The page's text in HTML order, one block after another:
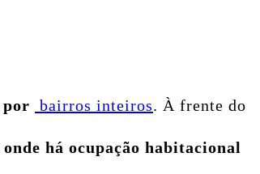
por bairros inteiros. À frente do
há ocupação habitacional